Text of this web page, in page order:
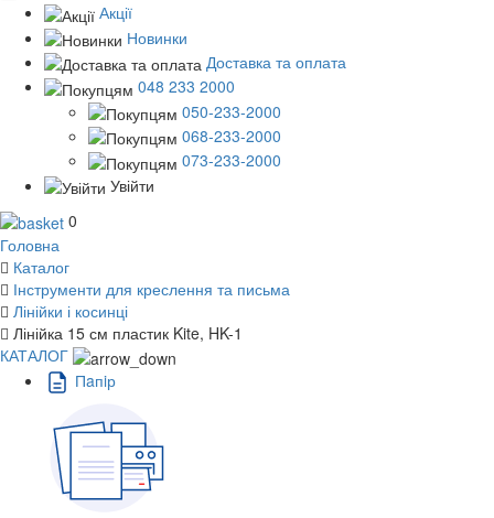
Акції
Новинки
Доставка та оплата
048 233 2000
050-233-2000
068-233-2000
073-233-2000
Увійти
0
Головна
Каталог
Інструменти для креслення та письма
Лінійки і косинці
Лінійка 15 см пластик Kite, HK-1
КАТАЛОГ
Пaпiр